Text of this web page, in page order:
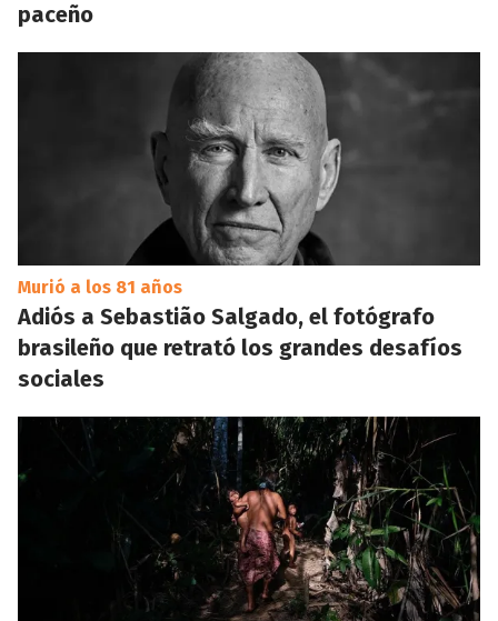
paceño
Murió a los 81 años
Adiós a Sebastião Salgado, el fotógrafo
brasileño que retrató los grandes desafíos
sociales